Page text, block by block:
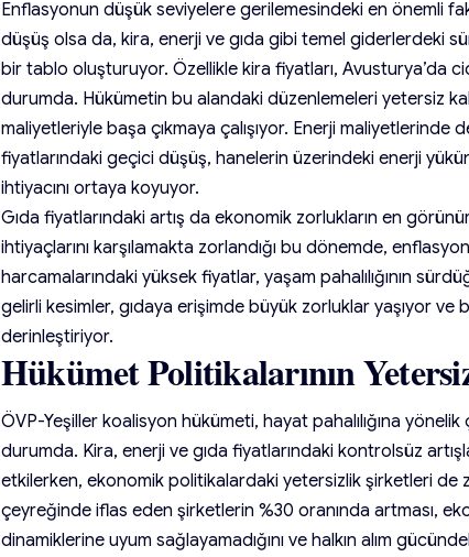
Enflasyonun düşük seviyelere gerilemesindeki en önemli
düşüş olsa da, kira, enerji ve gıda gibi temel giderlerdeki
bir tablo oluşturuyor. Özellikle kira fiyatları, Avusturya’da
durumda. Hükümetin bu alandaki düzenlemeleri yetersiz
maliyetleriyle başa çıkmaya çalışıyor. Enerji maliyetlerinde
fiyatlarındaki geçici düşüş, hanelerin üzerindeki enerji
ihtiyacını ortaya koyuyor.
Gıda fiyatlarındaki artış da ekonomik zorlukların en
ihtiyaçlarını karşılamakta zorlandığı bu dönemde,
harcamalarındaki yüksek fiyatlar, yaşam pahalılığının
gelirli kesimler, gıdaya erişimde büyük zorluklar yaşıyor
derinleştiriyor.
Hükümet Politikalarının
ÖVP-Yeşiller koalisyon hükümeti, hayat pahalılığına
durumda. Kira, enerji ve gıda fiyatlarındaki kontrolsüz
etkilerken, ekonomik politikalardaki yetersizlik şirketleri de
çeyreğinde iflas eden şirketlerin %30 oranında artması,
dinamiklerine uyum sağlayamadığını ve halkın alım